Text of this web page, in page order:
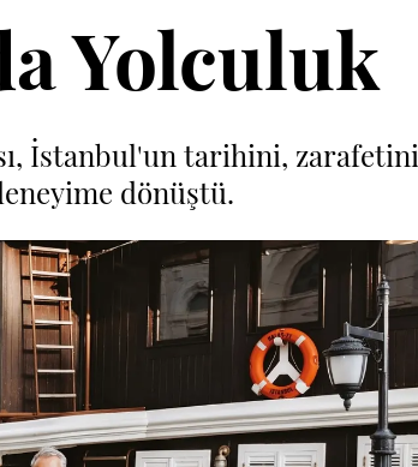
Yolculuk
İstanbul'un tarihini, zarafetini
dönüştü.